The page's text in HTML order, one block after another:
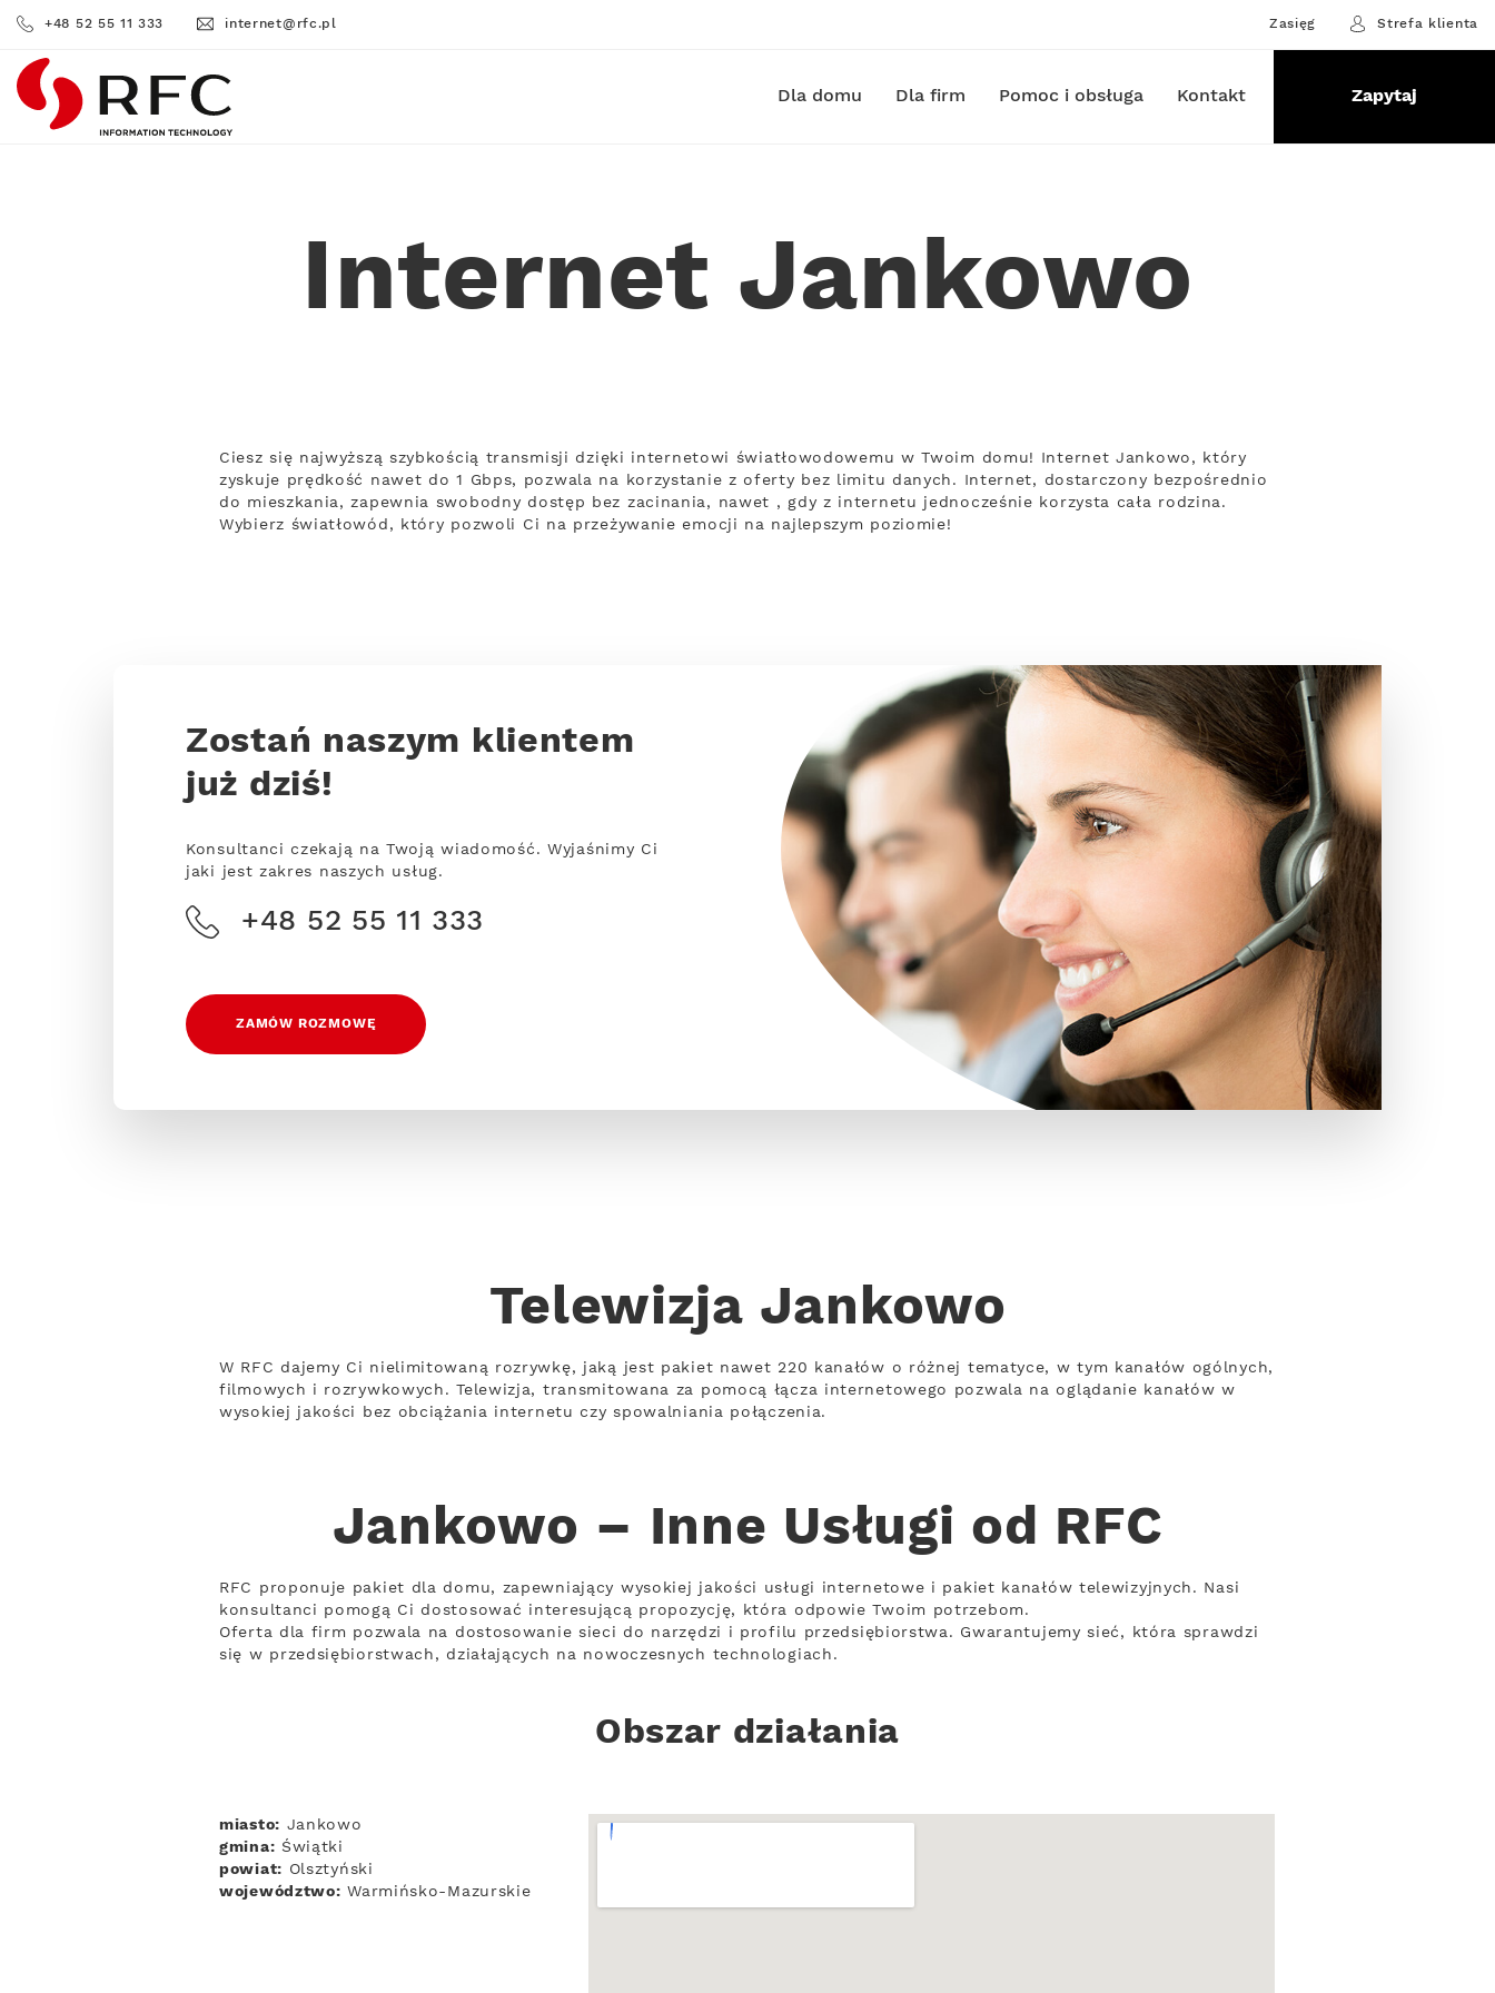
+48 52 55 11 333 internet@rfc.pl Zasięg Strefa klienta
RFC Dla domu Dla firm Pomoc i obsługa Kontakt Zapytaj
Internet Jankowo
Ciesz się najwyższą szybkością transmisji dzięki internetowi światłowodowemu w Twoim domu! Internet Jankowo, który
zyskuje prędkość nawet do 1 Gbps, pozwala na korzystanie z oferty bez limitu danych. Internet, dostarczony bezpośrednio
do mieszkania, zapewnia swobodny dostęp bez zacinania, nawet , gdy z internetu jednocześnie korzysta cała rodzina.
Wybierz światłowód, który pozwoli Ci na przeżywanie emocji na najlepszym poziomie!
Zostań naszym klientem
już dziś!
Konsultanci czekają na Twoją wiadomość. Wyjaśnimy Ci
jaki jest zakres naszych usług.
+48 52 55 11 333
ZAMÓW ROZMOWĘ
Telewizja Jankowo
W RFC dajemy Ci nielimitowaną rozrywkę, jaką jest pakiet nawet 220 kanałów o różnej tematyce, w tym kanałów ogólnych,
filmowych i rozrywkowych. Telewizja, transmitowana za pomocą łącza internetowego pozwala na oglądanie kanałów w
wysokiej jakości bez obciążania internetu czy spowalniania połączenia.
Jankowo – Inne Usługi od RFC
RFC proponuje pakiet dla domu, zapewniający wysokiej jakości usługi internetowe i pakiet kanałów telewizyjnych. Nasi
konsultanci pomogą Ci dostosować interesującą propozycję, która odpowie Twoim potrzebom.
Oferta dla firm pozwala na dostosowanie sieci do narzędzi i profilu przedsiębiorstwa. Gwarantujemy sieć, która sprawdzi
się w przedsiębiorstwach, działających na nowoczesnych technologiach.
Obszar działania
miasto: Jankowo
gmina: Świątki
powiat: Olsztyński
województwo: Warmińsko-Mazurskie